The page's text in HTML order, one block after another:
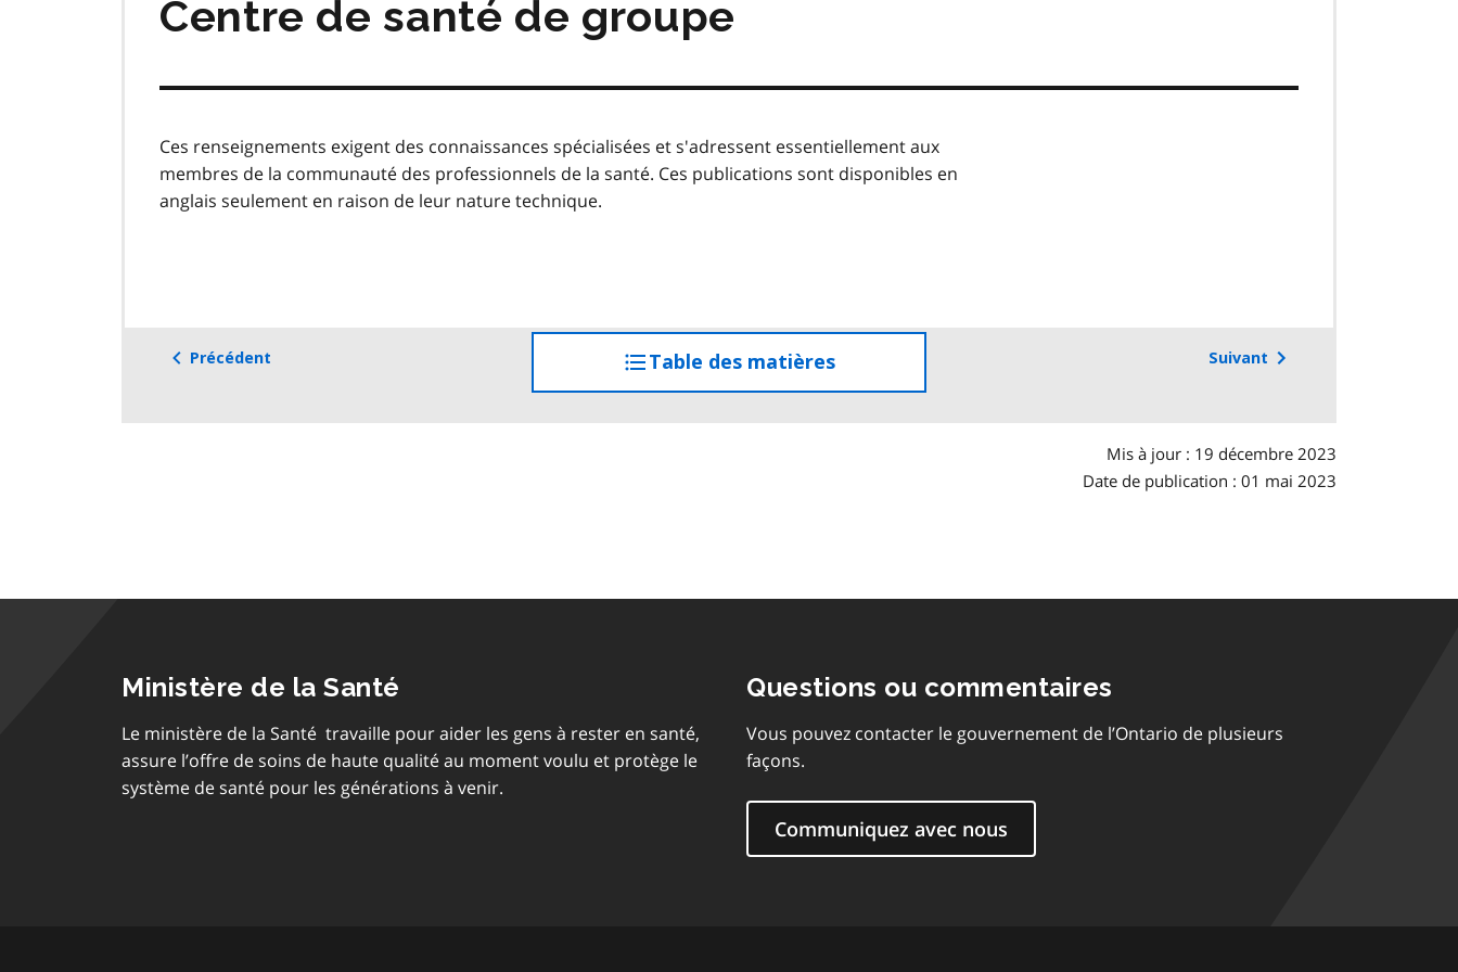
Centre de santé de groupe
Ces renseignements exigent des connaissances spécialisées et s'adressent essentiellement aux
membres de la communauté des professionnels de la santé. Ces publications sont disponibles en
anglais seulement en raison de leur nature technique.
Précédent Table des matièresaccéder
à
Suivant
Mis à jour : 19 décembre 2023
Date de publication : 01 mai 2023
Ministère de la Santé
Le ministère de la Santé travaille pour aider les gens à rester en santé,
assure l’offre de soins de haute qualité au moment voulu et protège le
système de santé pour les générations à venir.
Questions ou commentaires
Vous pouvez contacter le gouvernement de l’Ontario de plusieurs
façons.
Communiquez avec nous